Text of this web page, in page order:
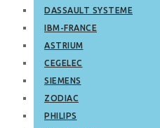
DASSAULT SYSTEME
IBM-FRANCE
ASTRIUM
CEGELEC
SIEMENS
ZODIAC
PHILIPS